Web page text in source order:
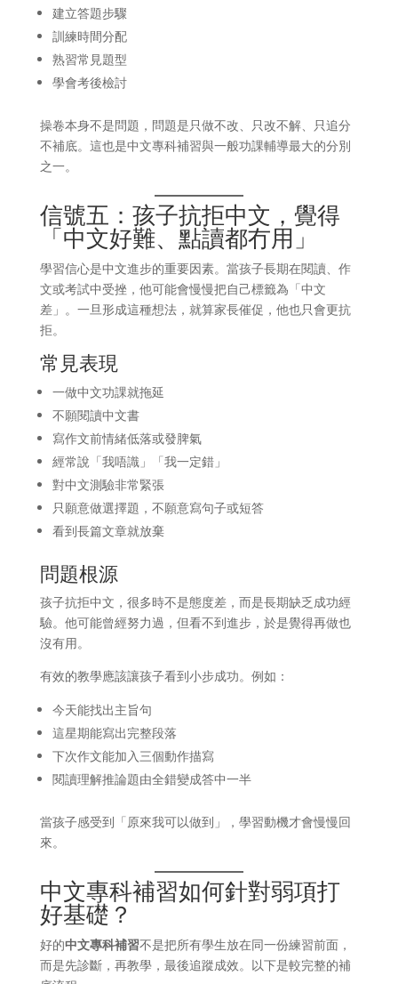
建立答題步驟
訓練時間分配
熟習常見題型
學會考後檢討
操卷本身不是問題，問題是只做不改、只改不解、只追分
不補底。這也是中文專科補習與一般功課輔導最大的分別
之一。
信號五：孩子抗拒中文，覺得
「中文好難、點讀都冇用」
學習信心是中文進步的重要因素。當孩子長期在閱讀、作
文或考試中受挫，他可能會慢慢把自己標籤為「中文
差」。一旦形成這種想法，就算家長催促，他也只會更抗
拒。
常見表現
一做中文功課就拖延
不願閱讀中文書
寫作文前情緒低落或發脾氣
經常說「我唔識」「我一定錯」
對中文測驗非常緊張
只願意做選擇題，不願意寫句子或短答
看到長篇文章就放棄
問題根源
孩子抗拒中文，很多時不是態度差，而是長期缺乏成功經
驗。他可能曾經努力過，但看不到進步，於是覺得再做也
沒有用。
有效的教學應該讓孩子看到小步成功。例如：
今天能找出主旨句
這星期能寫出完整段落
下次作文能加入三個動作描寫
閱讀理解推論題由全錯變成答中一半
當孩子感受到「原來我可以做到」，學習動機才會慢慢回
來。
中文專科補習如何針對弱項打
好基礎？
好的中文專科補習不是把所有學生放在同一份練習前面，
而是先診斷，再教學，最後追蹤成效。以下是較完整的補